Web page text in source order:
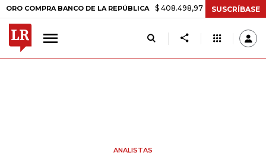
BANCO DE LA REPÚBLICA $ 408.498,97 +$ 8.753,81 +2,19%
SUSCRÍBASE
ANALISTAS